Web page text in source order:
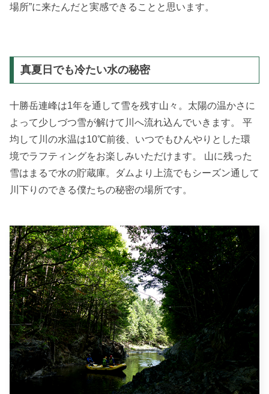
場所”に来たんだと実感できることと思います。
真夏日でも冷たい水の秘密
十勝岳連峰は1年を通して雪を残す山々。太陽の温かさに
よって少しづつ雪が解けて川へ流れ込んでいきます。 平
均して川の水温は10℃前後、いつでもひんやりとした環
境でラフティングをお楽しみいただけます。 山に残った
雪はまるで水の貯蔵庫。ダムより上流でもシーズン通して
川下りのできる僕たちの秘密の場所です。